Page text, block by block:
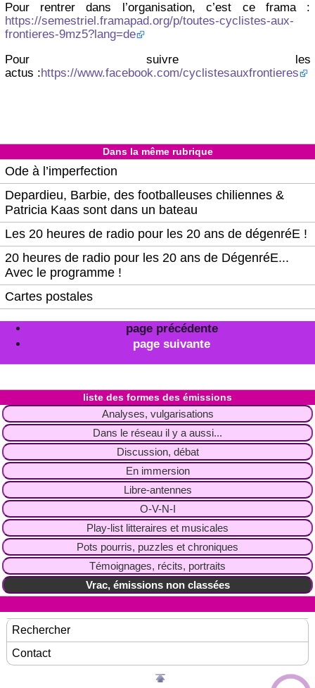
Pour rentrer dans l’organisation, c’est ce frama :
https://semestriel.framapad.org/p/toutes-cyclistes-aux-
frontieres-9mz5?lang=de
Pour suivre les
actus :https://www.facebook.com/cyclistesauxfrontieres
Dans la même rubrique
Ode à l’imperfection
Depardieu, Barbie, des footballeuses chiliennes &
Patricia Kaas sont dans un bateau
Les 20 heures de radio pour les 20 ans de dégenréE !
20 heures de radio pour les 20 ans de DégenréE...
Avec le programme !
Cartes postales
page précédente
page suivante
liste des formes des émissions
Analyses, vulgarisations
Dans le réseau il y a aussi...
Discussion, débat
En immersion
Libre-antennes
O-V-N-I
Play-list litteraires et musicales
Pots pourris, puzzles et chroniques
Témoignages, récits, portraits
Vrac, émissions non classées
Rechercher
Contact